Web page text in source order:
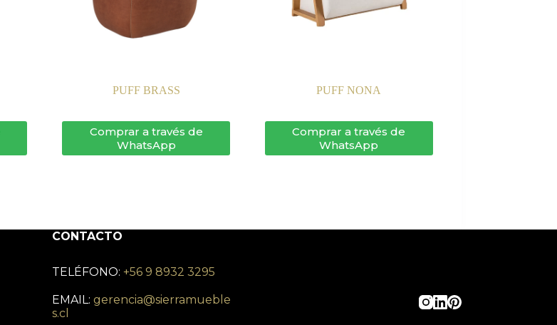
PUFF BRASS
Comprar a través de
WhatsApp
PUFF NONA
Comprar a través de
WhatsApp
CONTACTO
TELÉFONO: +56 9 8932 3295
EMAIL: gerencia@sierramueble
s.cl